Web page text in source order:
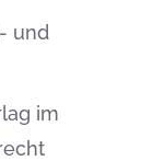
und
im